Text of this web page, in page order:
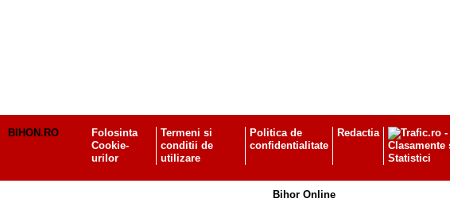
BIHON.RO
Folosinta
Cookie-
urilor
Termeni si
conditii de
utilizare
Politica de
confidentialitate
Redactia
Bihor Online